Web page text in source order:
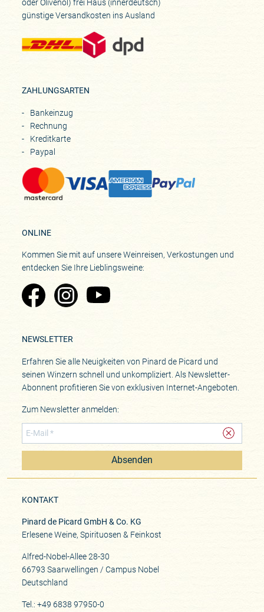
oder Olivenöl) frei Haus (innerdeutsch)
günstige Versandkosten ins Ausland
ZAHLUNGSARTEN
Bankeinzug
Rechnung
Kreditkarte
Paypal
ONLINE
Kommen Sie mit auf unsere Weinreisen, Verkostungen und
entdecken Sie Ihre Lieblingsweine:
Zu Pinard's Facebook-Seite
Zu Pinard's Instagram-Seite
Zu Pinard's YouTube-Seite
NEWSLETTER
Erfahren Sie alle Neuigkeiten von Pinard de Picard und
seinen Winzern schnell und unkompliziert. Als Newsletter-
Abonnent profitieren Sie von exklusiven Internet-Angeboten.
Zum Newsletter anmelden:
Absenden
KONTAKT
Pinard de Picard GmbH & Co. KG
Erlesene Weine, Spirituosen & Feinkost
Alfred-Nobel-Allee 28-30
66793 Saarwellingen / Campus Nobel
Deutschland
Tel.: +49 6838 97950-0